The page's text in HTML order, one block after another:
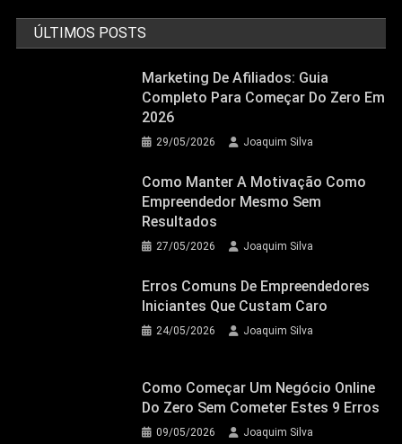
ÚLTIMOS POSTS
Marketing De Afiliados: Guia
Completo Para Começar Do Zero Em
2026
29/05/2026 Joaquim Silva
Como Manter A Motivação Como
Empreendedor Mesmo Sem
Resultados
27/05/2026 Joaquim Silva
Erros Comuns De Empreendedores
Iniciantes Que Custam Caro
24/05/2026 Joaquim Silva
Como Começar Um Negócio Online
Do Zero Sem Cometer Estes 9 Erros
09/05/2026 Joaquim Silva